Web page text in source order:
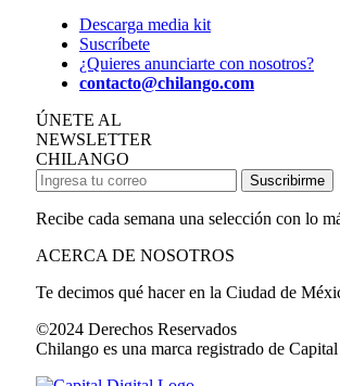
Descarga media kit
Suscríbete
¿Quieres anunciarte con nosotros?
contacto@chilango.com
ÚNETE AL
NEWSLETTER
CHILANGO
Suscribirme
Recibe cada semana una selección con lo
ACERCA DE NOSOTROS
Te decimos qué hacer en la Ciudad de
©2024 Derechos Reservados
Chilango es una marca registrado de